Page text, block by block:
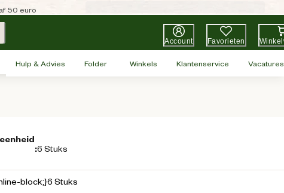
50 euro
Account Favorieten
Hulp & Advies Folder Winkels Klantenservice Vacatures
:6 Stuks